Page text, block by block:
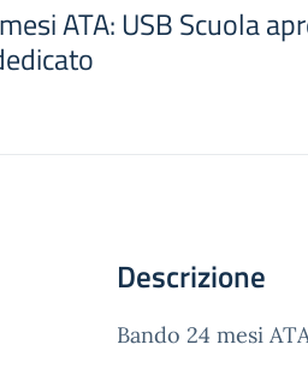
ATA: USB Scuola
Descrizione
Bando 24 mesi